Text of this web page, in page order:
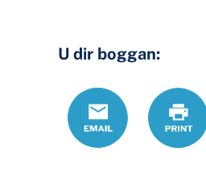
U dir boggan:
Email Daabac